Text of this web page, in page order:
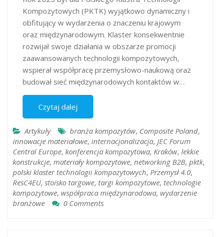
Kompozytowych (PKTK) wyjątkowo dynamiczny i
obfitujący w wydarzenia o znaczeniu krajowym
oraz międzynarodowym. Klaster konsekwentnie
rozwijał swoje działania w obszarze promocji
zaawansowanych technologii kompozytowych,
wspierał współpracę przemysłowo-naukową oraz
budował sieć międzynarodowych kontaktów w…
Czytaj dalej
Artykuły branża kompozytów, Composite Poland,
innowacje materiałowe, internacjonalizacja, JEC Forum
Central Europe, konferencja kompozytowa, Kraków, lekkie
konstrukcje, materiały kompozytowe, networking B2B, pktk,
polski klaster technologii kompozytowych, Przemysł 4.0,
ResC4EU, stoisko targowe, targi kompozytowe, technologie
kompozytowe, współpraca międzynarodowa, wydarzenie
branżowe
0 Comments